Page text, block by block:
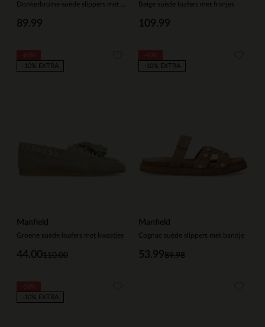
89.99
Beige suède loafers met franjes
109.99
Manfield
Groene suède loafers met kwastjes
110.00
44.00
-10% EXTRA
Manfield
Cognac suède slippers met bandje
89.98
53.99
-10% EXTRA
-10% EXTRA